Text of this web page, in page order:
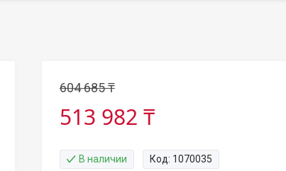
604 685 ₸
513 982 ₸
В наличии Код: 1070035